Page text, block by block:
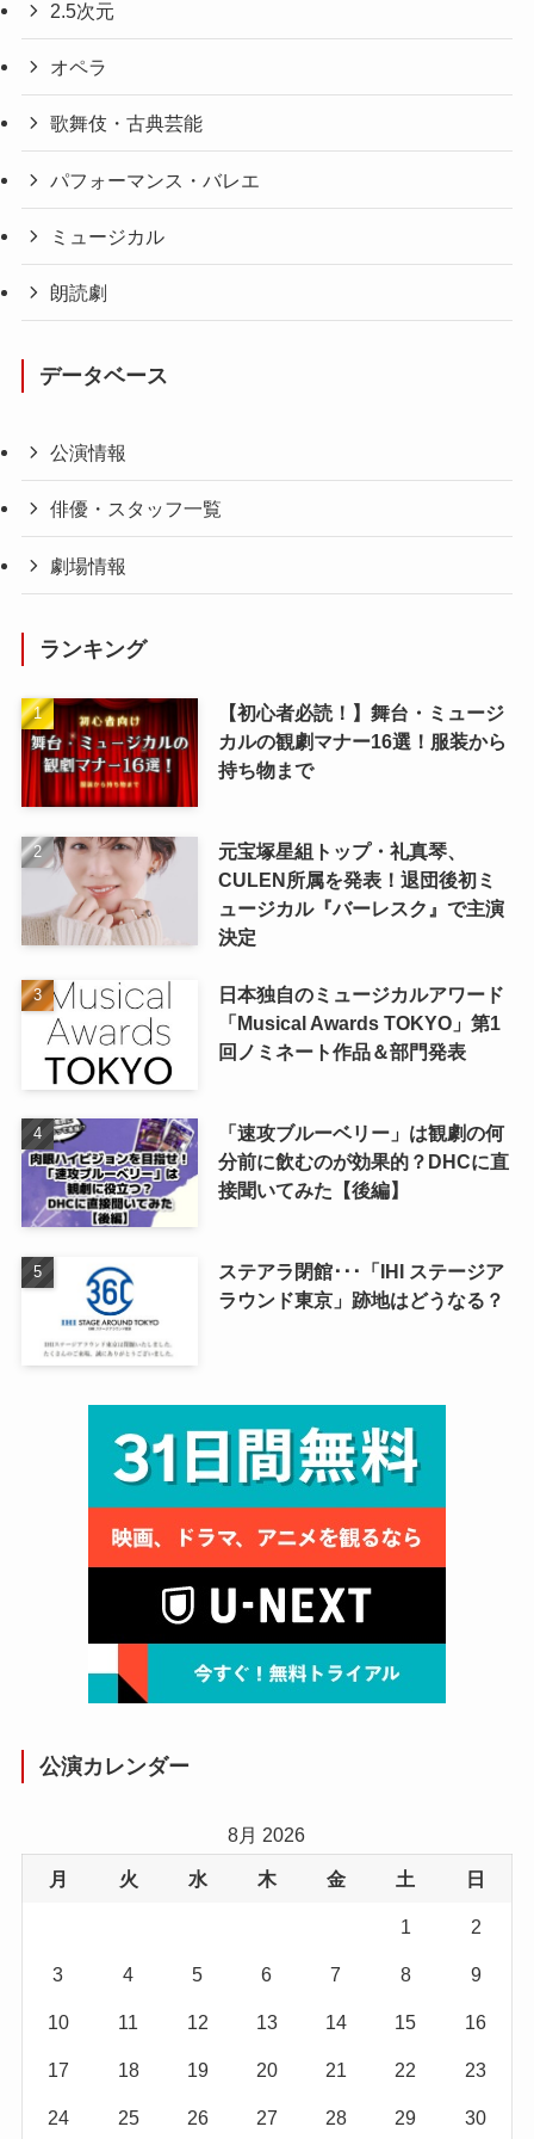
2.5次元
オペラ
歌舞伎・古典芸能
パフォーマンス・バレエ
ミュージカル
朗読劇
データベース
公演情報
俳優・スタッフ一覧
劇場情報
ランキング
【初心者必読！】舞台・ミュージ
カルの観劇マナー16選！服装から
持ち物まで
元宝塚星組トップ・礼真琴、
CULEN所属を発表！退団後初ミ
ュージカル『バーレスク』で主演
決定
日本独自のミュージカルアワード
「Musical Awards TOKYO」第1
回ノミネート作品＆部門発表
「速攻ブルーベリー」は観劇の何
分前に飲むのが効果的？DHCに直
接聞いてみた【後編】
ステアラ閉館･･･「IHI ステージア
ラウンド東京」跡地はどうなる？
公演カレンダー
8月 2026
月 火 水 木 金 土 日
1 2
3 4 5 6 7 8 9
10 11 12 13 14 15 16
17 18 19 20 21 22 23
24 25 26 27 28 29 30